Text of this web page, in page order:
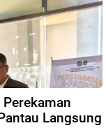
Langsung